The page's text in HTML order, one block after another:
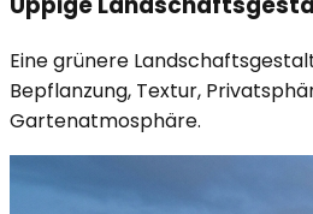
Eine grünere
Bepflanzung, Textur,
Gartenatmosphäre.